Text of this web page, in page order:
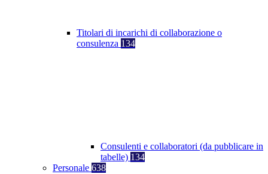
Titolari di incarichi di collaborazione o
consulenza 134
Consulenti e collaboratori (da pubblicare in
tabelle) 134
Personale 638